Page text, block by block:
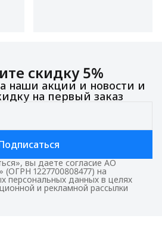
скидку 5%
наши акции и новости и
на первый заказ
вы даете согласие АО
1227700808477) на
персональных данных в целях
и рекламной рассылки